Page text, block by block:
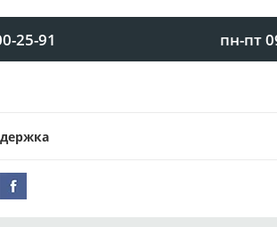
25-91 пн-пт